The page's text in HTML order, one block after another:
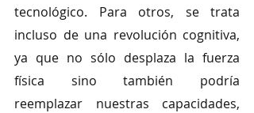
tecnológico. Para otros, se trata
incluso de una revolución cognitiva,
ya que no sólo desplaza la fuerza
física sino también podría
reemplazar nuestras capacidades,